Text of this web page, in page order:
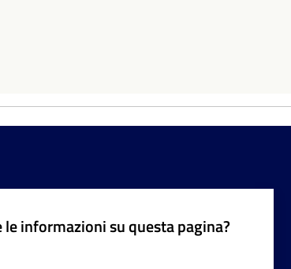
informazioni su questa pagina?